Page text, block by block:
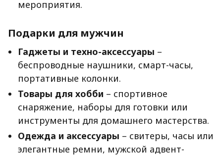
мероприятия.
Подарки для мужчин
Гаджеты и техно-аксессуары –
беспроводные наушники, смарт-часы,
портативные колонки.
Товары для хобби – спортивное
снаряжение, наборы для готовки или
инструменты для домашнего мастерства.
Одежда и аксессуары – свитеры, часы или
элегантные ремни, мужской адвент-